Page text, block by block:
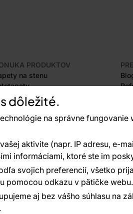
dôležité.
na správne
aktivite (napr. IP adresu, e-
informáciami, ktoré ste im
svojich preferencií, všetko
pomocou odkazu v pätičke webu.
aj bez vášho súhlasu na
PRODUKTOV
na stenu
fólie
O
O
Platby zaisťuje: